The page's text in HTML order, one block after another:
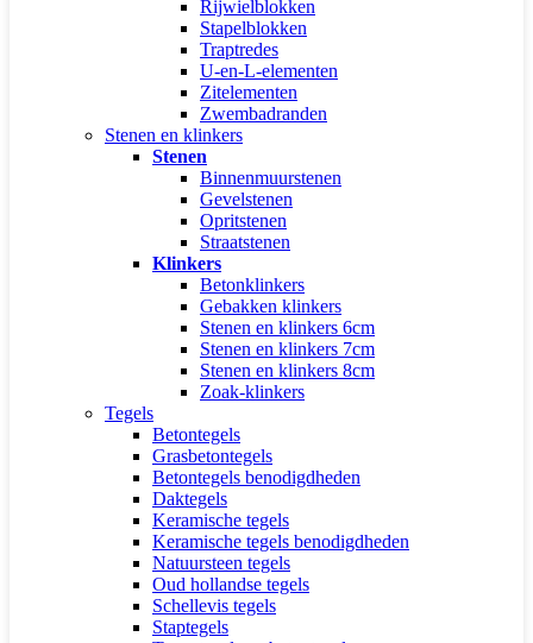
Rijwielblokken
Stapelblokken
Traptredes
U-en-L-elementen
Zitelementen
Zwembadranden
Stenen en klinkers
Stenen
Binnenmuurstenen
Gevelstenen
Opritstenen
Straatstenen
Klinkers
Betonklinkers
Gebakken klinkers
Stenen en klinkers 6cm
Stenen en klinkers 7cm
Stenen en klinkers 8cm
Zoak-klinkers
Tegels
Betontegels
Grasbetontegels
Betontegels benodigdheden
Daktegels
Keramische tegels
Keramische tegels benodigdheden
Natuursteen tegels
Oud hollandse tegels
Schellevis tegels
Staptegels